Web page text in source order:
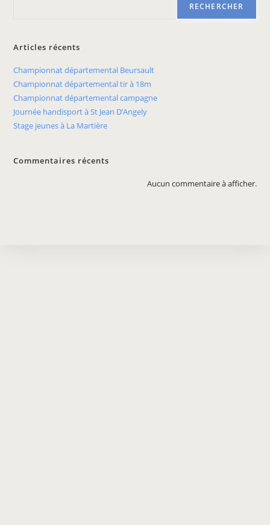
RECHERCHER
Articles récents
Championnat départemental Beursault
Championnat départemental tir à 18m
Championnat départemental campagne
Journée handisport à St Jean D’Angely
Stage jeunes à La Martière
Commentaires récents
Aucun commentaire à afficher.